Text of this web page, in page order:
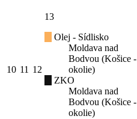
10 11 12
13
Olej - Sídlisko
Moldava nad
Bodvou (Košice -
okolie)
ZKO
Moldava nad
Bodvou (Košice -
okolie)